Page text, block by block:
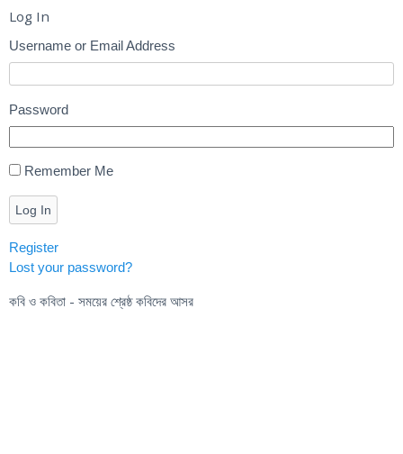
Log In
Username or Email Address
Password
Remember Me
Log In
Register
Lost your password?
কবি ও কবিতা - সময়ের শ্রেষ্ঠ কবিদের আসর